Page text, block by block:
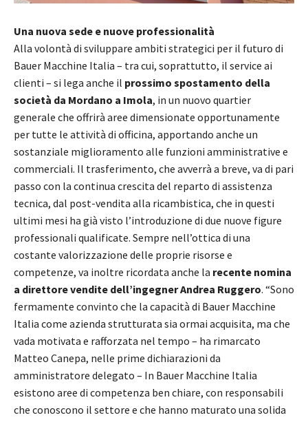
Una nuova sede e nuove professionalità
Alla volontà di sviluppare ambiti strategici per il futuro di
Bauer Macchine Italia – tra cui, soprattutto, il service ai
clienti – si lega anche il prossimo spostamento della
società da Mordano a Imola, in un nuovo quartier
generale che offrirà aree dimensionate opportunamente
per tutte le attività di officina, apportando anche un
sostanziale miglioramento alle funzioni amministrative e
commerciali. Il trasferimento, che avverrà a breve, va di pari
passo con la continua crescita del reparto di assistenza
tecnica, dal post-vendita alla ricambistica, che in questi
ultimi mesi ha già visto l’introduzione di due nuove figure
professionali qualificate. Sempre nell’ottica di una
costante valorizzazione delle proprie risorse e
competenze, va inoltre ricordata anche la recente nomina
a direttore vendite dell’ingegner Andrea Ruggero. “Sono
fermamente convinto che la capacità di Bauer Macchine
Italia come azienda strutturata sia ormai acquisita, ma che
vada motivata e rafforzata nel tempo – ha rimarcato
Matteo Canepa, nelle prime dichiarazioni da
amministratore delegato – In Bauer Macchine Italia
esistono aree di competenza ben chiare, con responsabili
che conoscono il settore e che hanno maturato una solida